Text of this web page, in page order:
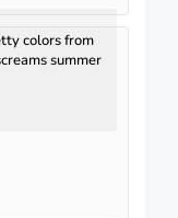
colors from
summer